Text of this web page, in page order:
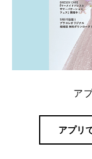
ア
アプリ